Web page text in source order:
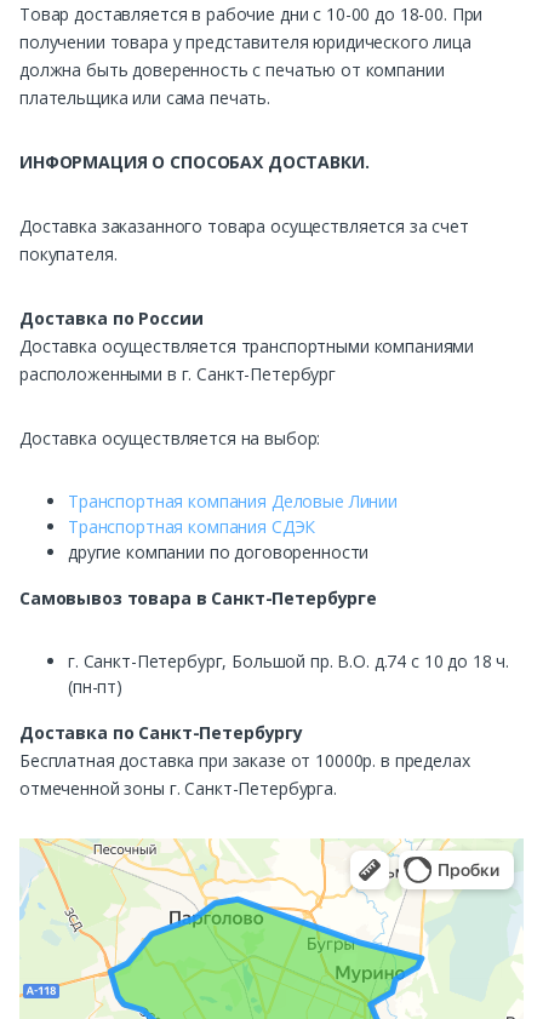
Товар доставляется в рабочие дни с 10-00 до 18-00. При
получении товара у представителя юридического лица
должна быть доверенность с печатью от компании
плательщика или сама печать.
ИНФОРМАЦИЯ О СПОСОБАХ ДОСТАВКИ.
Доставка заказанного товара осуществляется за счет
покупателя.
Доставка по России
Доставка осуществляется транспортными компаниями
расположенными в г. Санкт-Петербург
Доставка осуществляется на выбор:
Транспортная компания Деловые Линии
Транспортная компания СДЭК
другие компании по договоренности
Самовывоз товара в Санкт-Петербурге
г. Санкт-Петербург, Большой пр. В.О. д.74 с 10 до 18 ч.
(пн-пт)
Доставка по Санкт-Петербургу
Бесплатная доставка при заказе от 10000р. в пределах
отмеченной зоны г. Санкт-Петербурга.